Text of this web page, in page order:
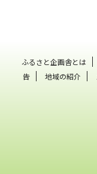
ふるさと企画舎とは
告
地域の紹介